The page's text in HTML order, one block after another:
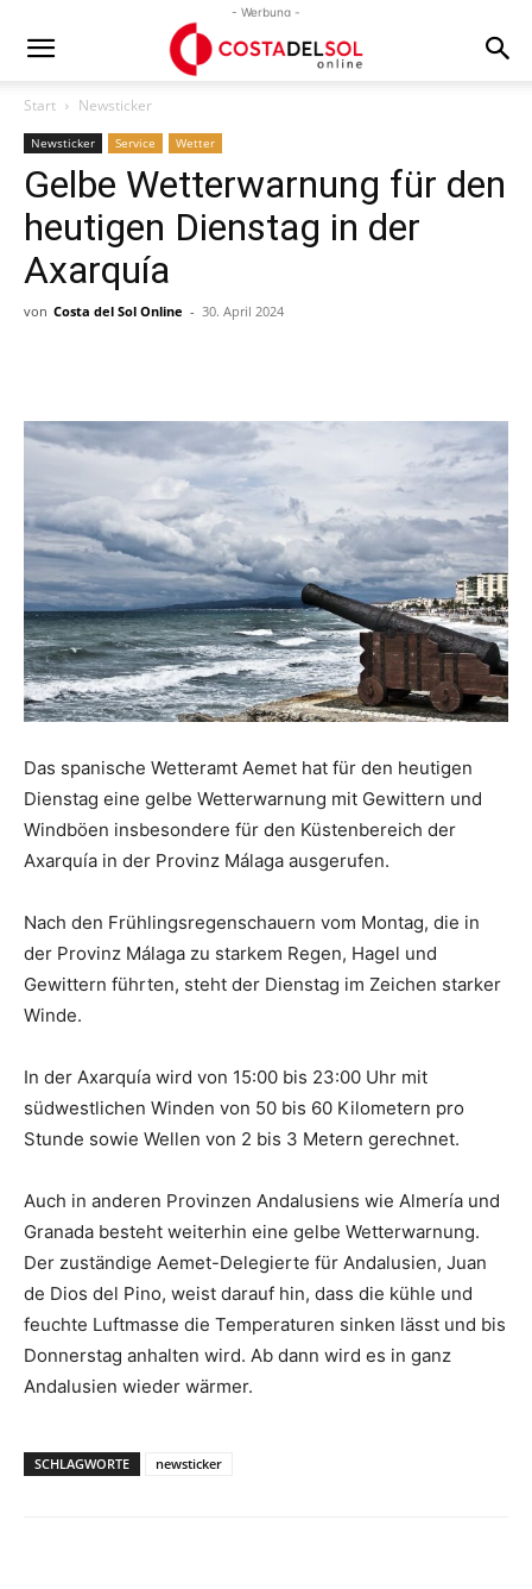
- Werbung -
Start Newsticker
Newsticker Service Wetter
Gelbe Wetterwarnung für den
heutigen Dienstag in der
Axarquía
von Costa del Sol Online - 30. April 2024
Das spanische Wetteramt Aemet hat für den heutigen
Dienstag eine gelbe Wetterwarnung mit Gewittern und
Windböen insbesondere für den Küstenbereich der
Axarquía in der Provinz Málaga ausgerufen.
Nach den Frühlingsregenschauern vom Montag, die in
der Provinz Málaga zu starkem Regen, Hagel und
Gewittern führten, steht der Dienstag im Zeichen starker
Winde.
In der Axarquía wird von 15:00 bis 23:00 Uhr mit
südwestlichen Winden von 50 bis 60 Kilometern pro
Stunde sowie Wellen von 2 bis 3 Metern gerechnet.
Auch in anderen Provinzen Andalusiens wie Almería und
Granada besteht weiterhin eine gelbe Wetterwarnung.
Der zuständige Aemet-Delegierte für Andalusien, Juan
de Dios del Pino, weist darauf hin, dass die kühle und
feuchte Luftmasse die Temperaturen sinken lässt und bis
Donnerstag anhalten wird. Ab dann wird es in ganz
Andalusien wieder wärmer.
SCHLAGWORTE newsticker